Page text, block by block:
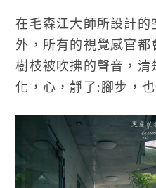
在毛森江大師所設計的
外，所有的視覺感官都
樹枝被吹拂的聲音，清
化，心，靜了;腳步，也